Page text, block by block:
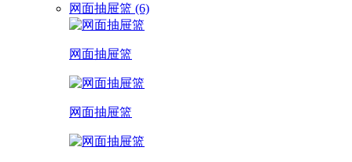
网面抽屉篮 (6)
网面抽屉篮
网面抽屉篮